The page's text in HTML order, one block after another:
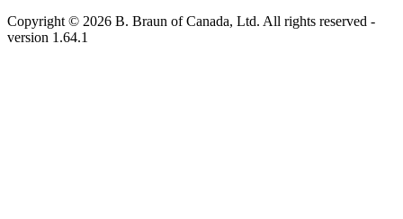
Copyright © 2026 B. Braun of Canada, Ltd. All rights reserved -
version 1.64.1